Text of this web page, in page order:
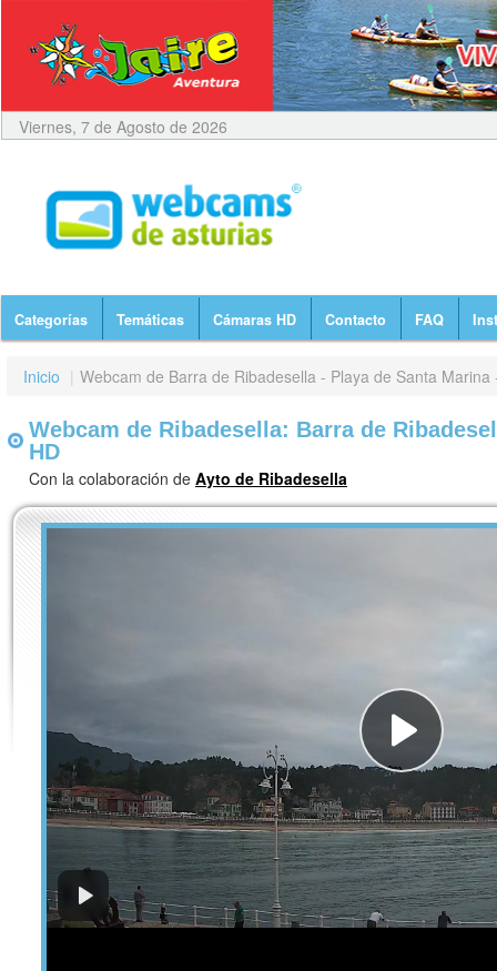
Viernes, 7 de Agosto de 2026
Categorías Temáticas Cámaras HD Contacto FAQ
Inicio | Webcam de Barra de Ribadesella - Playa de Santa Marina
Webcam de Ribadesella: Barra de
HD
Con la colaboración de Ayto de Ribadesella